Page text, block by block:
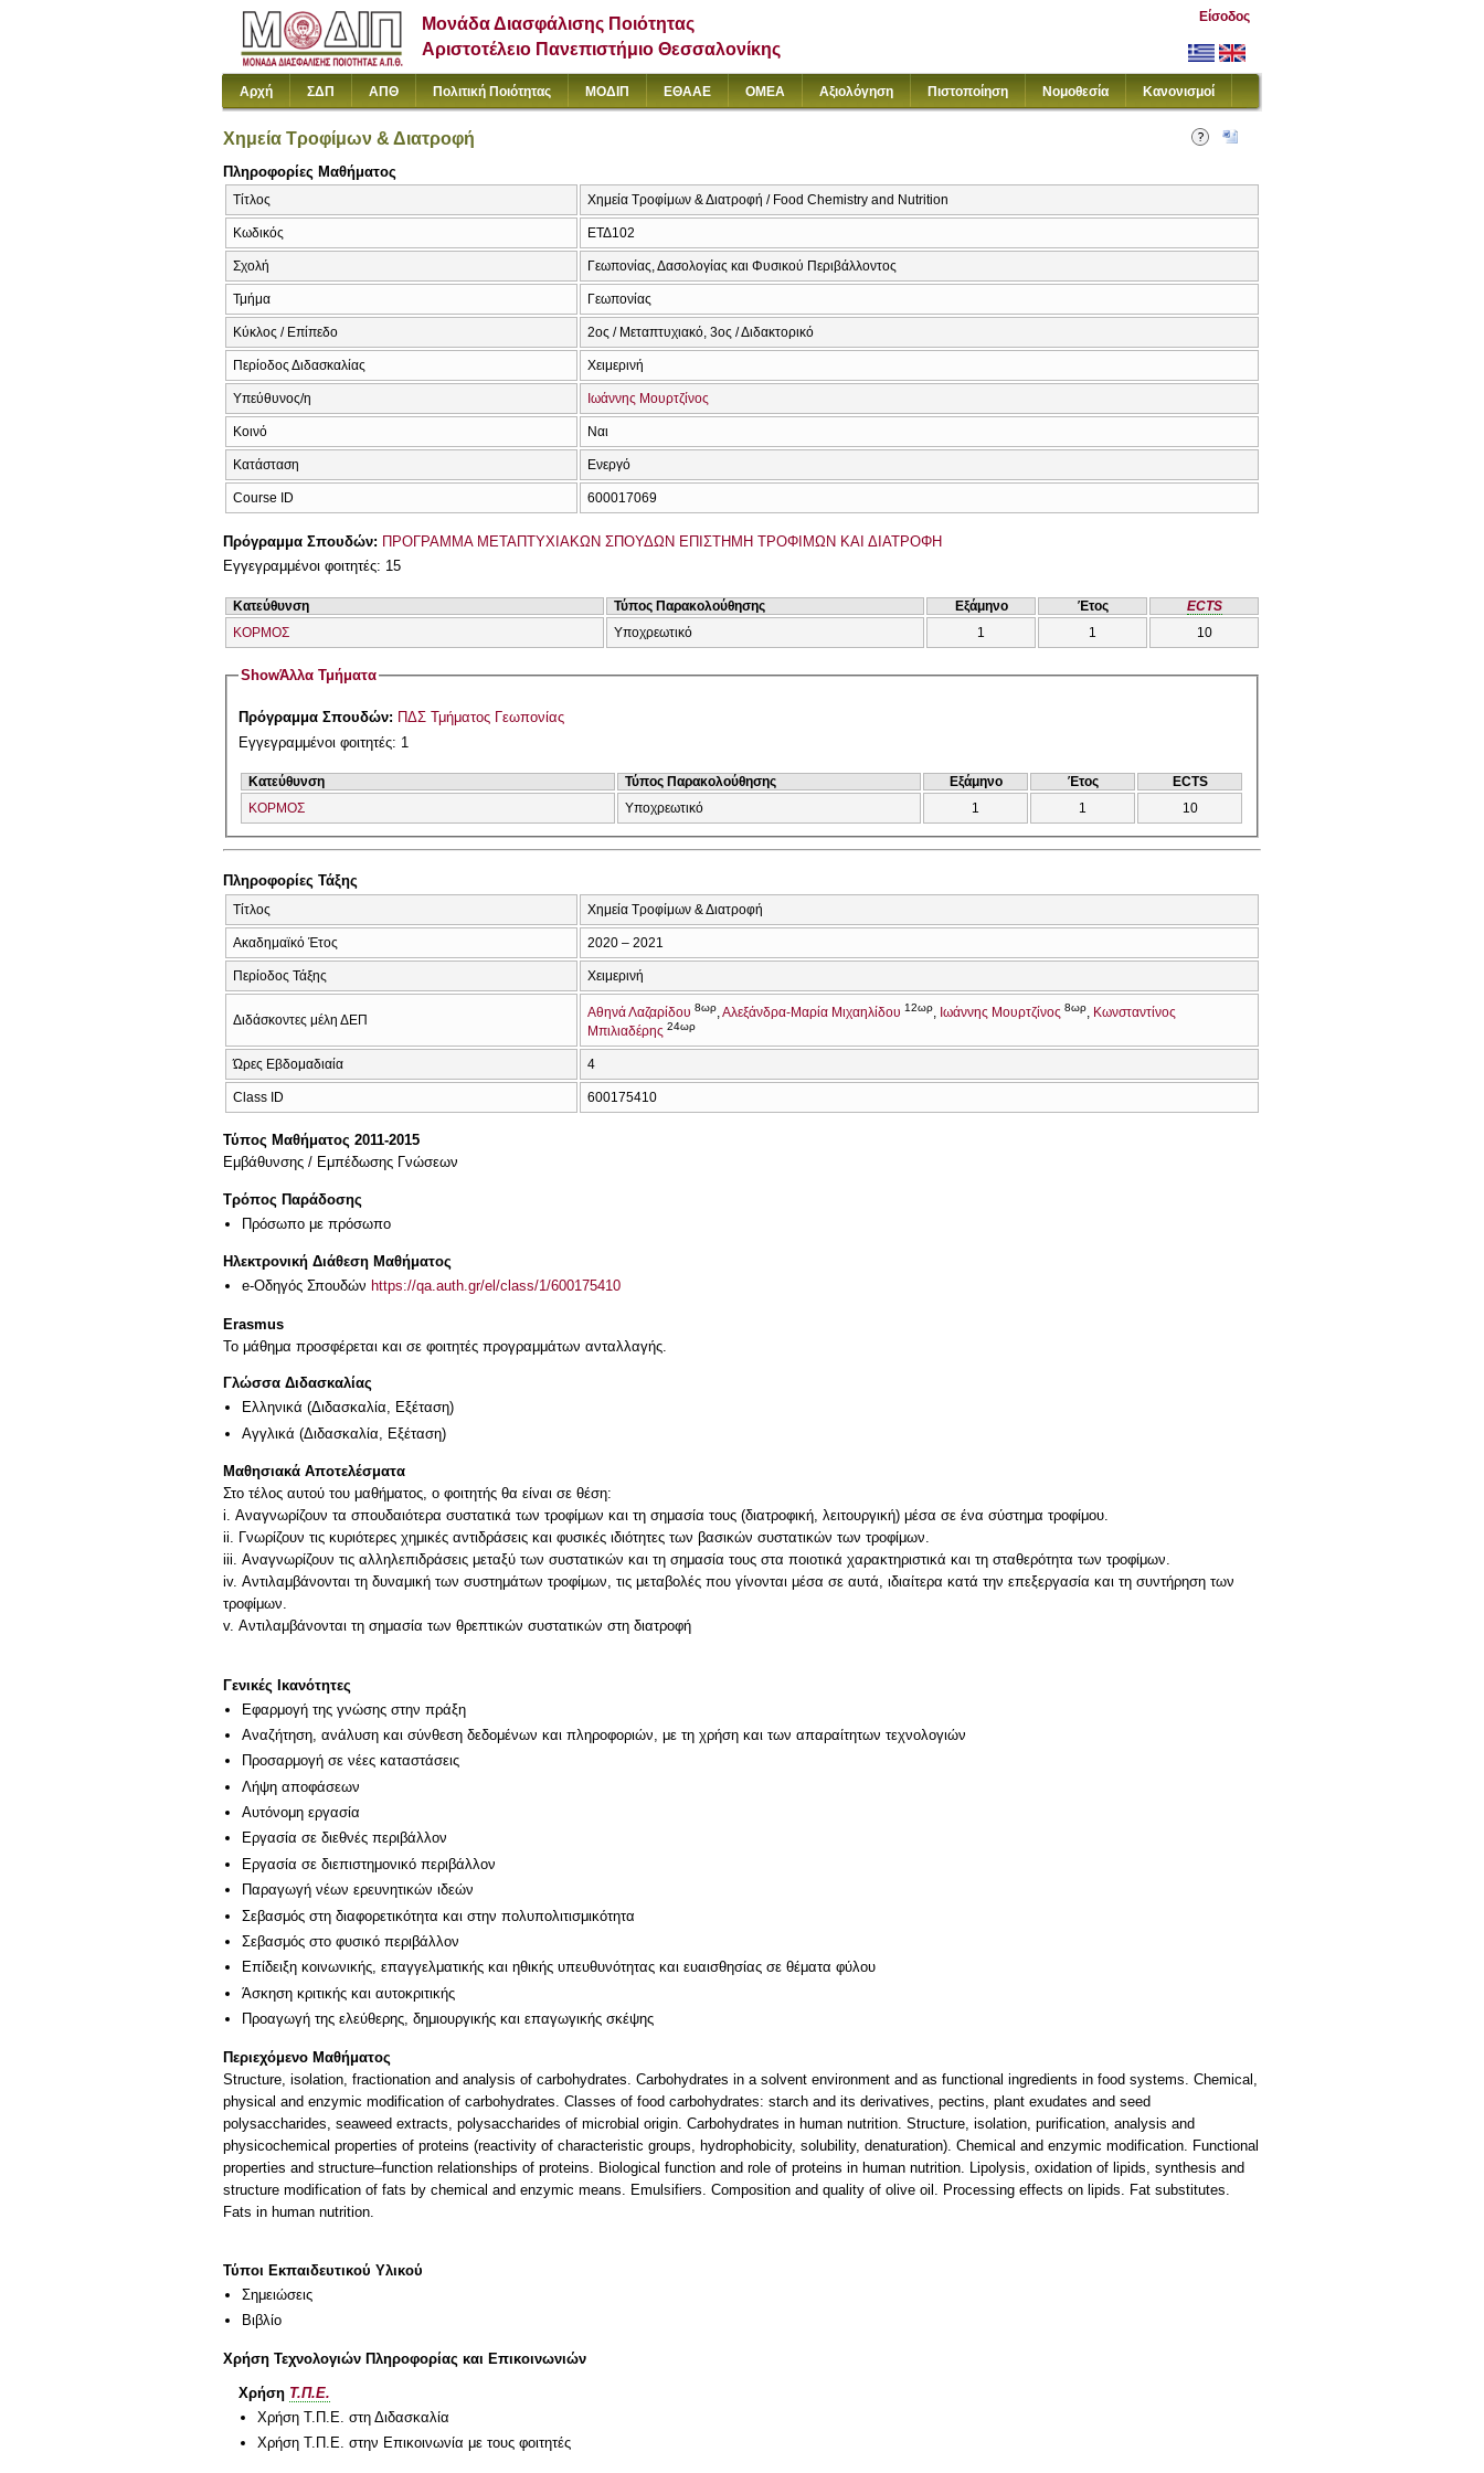
Μονάδα Διασφάλισης Ποιότητας
Αριστοτέλειο Πανεπιστήμιο Θεσσαλονίκης
Είσοδος
Αρχή ΣΔΠ ΑΠΘ Πολιτική Ποιότητας ΜΟΔΙΠ ΕΘΑΑΕ ΟΜΕΑ Αξιολόγηση Πιστοποίηση Νομοθεσία Κανονισμοί
Χημεία Τροφίμων & Διατροφή
Πληροφορίες Μαθήματος
Τίτλος Χημεία Τροφίμων & Διατροφή / Food Chemistry and Nutrition
Κωδικός ΕΤΔ102
Σχολή Γεωπονίας, Δασολογίας και Φυσικού Περιβάλλοντος
Τμήμα Γεωπονίας
Κύκλος / Επίπεδο 2ος / Μεταπτυχιακό, 3ος / Διδακτορικό
Περίοδος Διδασκαλίας Χειμερινή
Υπεύθυνος/η Ιωάννης Μουρτζίνος
Κοινό Ναι
Κατάσταση Ενεργό
Course ID 600017069
Πρόγραμμα Σπουδών: ΠΡΟΓΡΑΜΜΑ ΜΕΤΑΠΤΥΧΙΑΚΩΝ ΣΠΟΥΔΩΝ ΕΠΙΣΤΗΜΗ ΤΡΟΦΙΜΩΝ ΚΑΙ ΔΙΑΤΡΟΦΗ
Εγγεγραμμένοι φοιτητές: 15
Κατεύθυνση Τύπος Παρακολούθησης Εξάμηνο Έτος
ECTS
ΚΟΡΜΟΣ
Υποχρεωτικό 1 1 10
ShowΆλλα Τμήματα
Πρόγραμμα Σπουδών: ΠΔΣ Τμήματος Γεωπονίας
Εγγεγραμμένοι φοιτητές: 1
Κατεύθυνση Τύπος Παρακολούθησης Εξάμηνο Έτος
ECTS
ΚΟΡΜΟΣ
Υποχρεωτικό 1 1 10
Πληροφορίες Τάξης
Τίτλος Χημεία Τροφίμων & Διατροφή
Ακαδημαϊκό Έτος 2020 – 2021
Περίοδος Τάξης Χειμερινή
Διδάσκοντες μέλη ΔΕΠ Αθηνά Λαζαρίδου 8ωρ Αλεξάνδρα-Μαρία Μιχαηλίδου 12ωρ Ιωάννης Μουρτζίνος 8ωρ
Κωνσταντίνος
Μπιλιαδέρης 24ωρ
Ώρες Εβδομαδιαία 4
Class ID 600175410
Τύπος Μαθήματος 2011-2015
Εμβάθυνσης / Εμπέδωσης Γνώσεων
Τρόπος Παράδοσης
Πρόσωπο με πρόσωπο
Ηλεκτρονική Διάθεση Μαθήματος
e-Οδηγός Σπουδών https://qa.auth.gr/el/class/1/600175410
Erasmus
Το μάθημα προσφέρεται και σε φοιτητές προγραμμάτων ανταλλαγής.
Γλώσσα Διδασκαλίας
Ελληνικά (Διδασκαλία, Εξέταση)
Αγγλικά (Διδασκαλία, Εξέταση)
Μαθησιακά Αποτελέσματα
Στο τέλος αυτού του μαθήματος, ο φοιτητής θα είναι σε θέση:
i. Αναγνωρίζουν τα σπουδαιότερα συστατικά των τροφίμων και τη σημασία τους (διατροφική, λειτουργική) μέσα σε ένα σύστημα τροφίμου.
ii. Γνωρίζουν τις κυριότερες χημικές αντιδράσεις και φυσικές ιδιότητες των βασικών συστατικών των τροφίμων.
iii. Αναγνωρίζουν τις αλληλεπιδράσεις μεταξύ των συστατικών και τη σημασία τους στα ποιοτικά χαρακτηριστικά και τη σταθερότητα των τροφίμων.
iv. Αντιλαμβάνονται τη δυναμική των συστημάτων τροφίμων, τις μεταβολές που γίνονται μέσα σε αυτά, ιδιαίτερα κατά την επεξεργασία και τη συντήρηση των
τροφίμων.
v. Αντιλαμβάνονται τη σημασία των θρεπτικών συστατικών στη διατροφή
Γενικές Ικανότητες
Εφαρμογή της γνώσης στην πράξη
Αναζήτηση, ανάλυση και σύνθεση δεδομένων και πληροφοριών, με τη χρήση και των απαραίτητων τεχνολογιών
Προσαρμογή σε νέες καταστάσεις
Λήψη αποφάσεων
Αυτόνομη εργασία
Εργασία σε διεθνές περιβάλλον
Εργασία σε διεπιστημονικό περιβάλλον
Παραγωγή νέων ερευνητικών ιδεών
Σεβασμός στη διαφορετικότητα και στην πολυπολιτισμικότητα
Σεβασμός στο φυσικό περιβάλλον
Επίδειξη κοινωνικής, επαγγελματικής και ηθικής υπευθυνότητας και ευαισθησίας σε θέματα φύλου
Άσκηση κριτικής και αυτοκριτικής
Προαγωγή της ελεύθερης, δημιουργικής και επαγωγικής σκέψης
Περιεχόμενο Μαθήματος
Structure, isolation, fractionation and analysis of carbohydrates. Carbohydrates in a solvent environment and as functional ingredients in food systems. Chemical,
physical and enzymic modification of carbohydrates. Classes of food carbohydrates: starch and its derivatives, pectins, plant exudates and seed
polysaccharides, seaweed extracts, polysaccharides of microbial origin. Carbohydrates in human nutrition. Structure, isolation, purification, analysis and
physicochemical properties of proteins (reactivity of characteristic groups, hydrophobicity, solubility, denaturation). Chemical and enzymic modification. Functional
properties and structure–function relationships of proteins. Biological function and role of proteins in human nutrition. Lipolysis, oxidation of lipids, synthesis and
structure modification of fats by chemical and enzymic means. Emulsifiers. Composition and quality of olive oil. Processing effects on lipids. Fat substitutes.
Fats in human nutrition.
Τύποι Εκπαιδευτικού Υλικού
Σημειώσεις
Βιβλίο
Χρήση Τεχνολογιών Πληροφορίας και Επικοινωνιών
Χρήση Τ.Π.Ε.
Χρήση Τ.Π.Ε. στη Διδασκαλία
Χρήση Τ.Π.Ε. στην Επικοινωνία με τους φοιτητές